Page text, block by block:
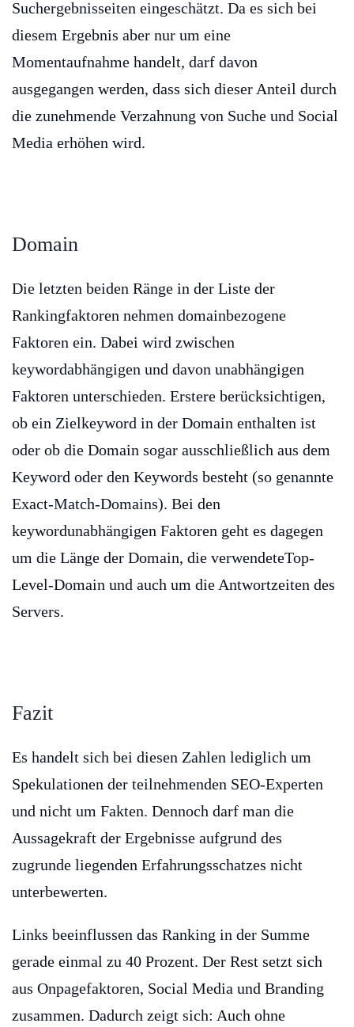
Suchergebnisseiten eingeschätzt. Da es sich bei
diesem Ergebnis aber nur um eine
Momentaufnahme handelt, darf davon
ausgegangen werden, dass sich dieser Anteil durch
die zunehmende Verzahnung von Suche und Social
Media erhöhen wird.
Domain
Die letzten beiden Ränge in der Liste der
Rankingfaktoren nehmen domainbezogene
Faktoren ein. Dabei wird zwischen
keywordabhängigen und davon unabhängigen
Faktoren unterschieden. Erstere berücksichtigen,
ob ein Zielkeyword in der Domain enthalten ist
oder ob die Domain sogar ausschließlich aus dem
Keyword oder den Keywords besteht (so genannte
Exact-Match-Domains). Bei den
keywordunabhängigen Faktoren geht es dagegen
um die Länge der Domain, die verwendeteTop-
Level-Domain und auch um die Antwortzeiten des
Servers.
Fazit
Es handelt sich bei diesen Zahlen lediglich um
Spekulationen der teilnehmenden SEO-Experten
und nicht um Fakten. Dennoch darf man die
Aussagekraft der Ergebnisse aufgrund des
zugrunde liegenden Erfahrungsschatzes nicht
unterbewerten.
Links beeinflussen das Ranking in der Summe
gerade einmal zu 40 Prozent. Der Rest setzt sich
aus Onpagefaktoren, Social Media und Branding
zusammen. Dadurch zeigt sich: Auch ohne